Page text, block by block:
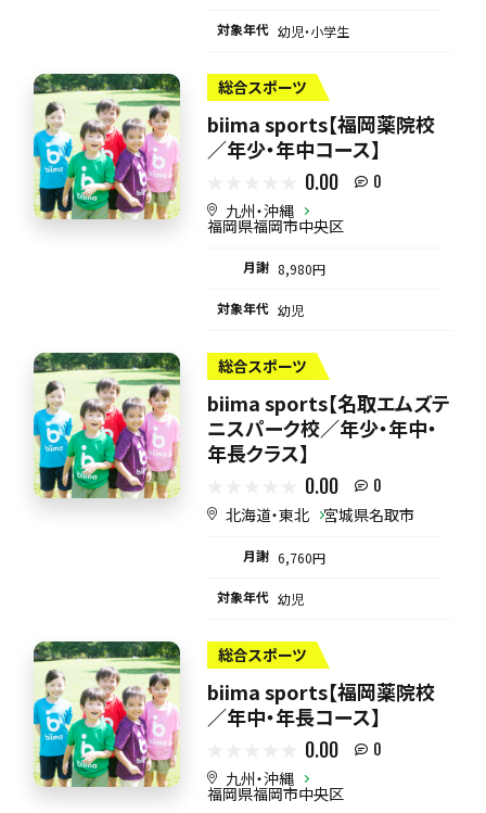
対象年代 幼児・小学生
総合スポーツ
biima sports【福岡薬院校
／年少・年中コース】
0.00 0
九州・沖縄
福岡県福岡市中央区
月謝 8,980円
対象年代 幼児
総合スポーツ
biima sports【名取エムズテ
ニスパーク校／年少・年中・
年長クラス】
0.00 0
北海道・東北 宮城県名取市
月謝 6,760円
対象年代 幼児
総合スポーツ
biima sports【福岡薬院校
／年中・年長コース】
0.00 0
九州・沖縄
福岡県福岡市中央区